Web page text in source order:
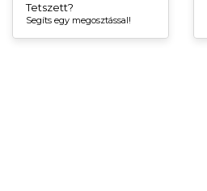
Tetszett?
Segíts egy megosztással!